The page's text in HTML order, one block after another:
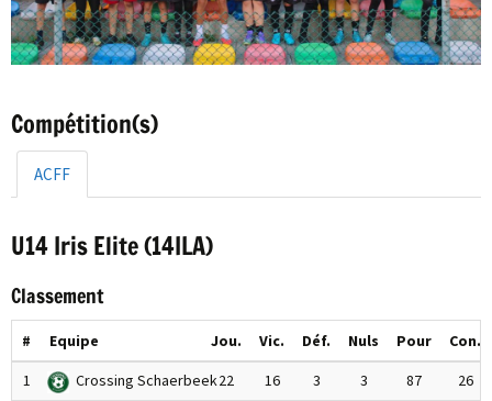
Compétition(s)
ACFF
U14 Iris Elite (14ILA)
Classement
# Equipe Jou. Vic. Déf. Nuls Pour
Con.
1
Crossing Schaerbeek22 16 3 3 87
26